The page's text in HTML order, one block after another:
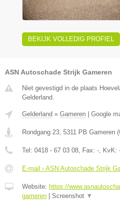
BEKIJK VOLLEDIG PROFIEL
ASN Autoschade Strijk Gameren
Niet gevestigd in de plaats
Gelderland.
Gelderland » Gameren | Google
Rondgang 23 5311 PB Gameren (
Tel: 0418 - 67 03 08 , Fax: - , KvK:
E-mail › ASN Autoschade Strijk
Website: https://
gameren | Screenshot ▼